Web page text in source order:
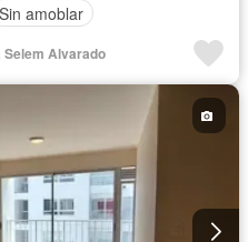
Sin amoblar
Hace 1 semana, 4 horas en - Monica Selem Alvarado